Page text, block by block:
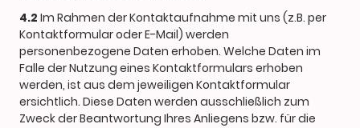
4.2 Im Rahmen der Kontaktaufnahme mit uns (z.B. per
Kontaktformular oder E-Mail) werden
personenbezogene Daten erhoben. Welche Daten im
Falle der Nutzung eines Kontaktformulars erhoben
werden, ist aus dem jeweiligen Kontaktformular
ersichtlich. Diese Daten werden ausschließlich zum
Zweck der Beantwortung Ihres Anliegens bzw. für die